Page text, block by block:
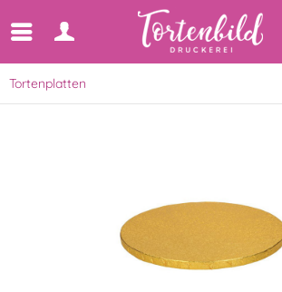
Tortenplatten